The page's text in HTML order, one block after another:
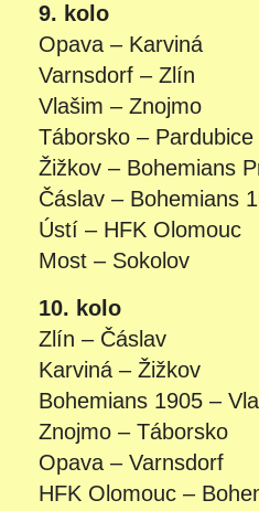
9. kolo
Opava – Karviná
Varnsdorf – Zlín
Vlašim – Znojmo
Táborsko – Pardubice
Žižkov – Bohemians
Čáslav – Bohemians
Ústí – HFK Olomouc
Most – Sokolov
10. kolo
Zlín – Čáslav
Karviná – Žižkov
Bohemians 1905 –
Znojmo – Táborsko
Opava – Varnsdorf
HFK Olomouc –